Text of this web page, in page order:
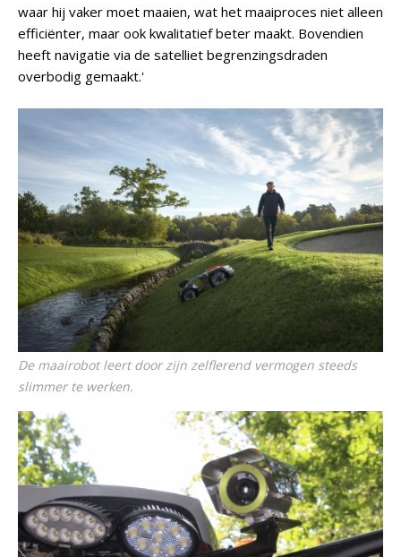
waar hij vaker moet maaien, wat het maaiproces niet alleen
efficiënter, maar ook kwalitatief beter maakt. Bovendien
heeft navigatie via de satelliet begrenzingsdraden
overbodig gemaakt.'
De maairobot leert door zijn zelflerend vermogen steeds
slimmer te werken.